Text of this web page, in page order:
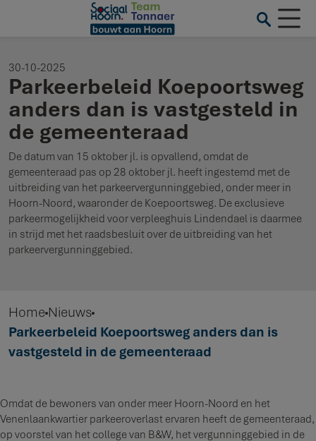
30-10-2025
Parkeerbeleid Koepoortsweg
anders dan is vastgesteld in
de gemeenteraad
De datum van 15 oktober jl. is opvallend, omdat de
gemeenteraad pas op 28 oktober jl. heeft ingestemd met de
uitbreiding van het parkeervergunninggebied, onder meer in
Hoorn-Noord, waaronder de Koepoortsweg. De exclusieve
parkeermogelijkheid voor verpleeghuis Lindendael is daarmee
in strijd met het raadsbesluit over de uitbreiding van het
parkeervergunninggebied.
Home Nieuws
Parkeerbeleid Koepoortsweg anders dan is
vastgesteld in de gemeenteraad
Omdat de bewoners van onder meer Hoorn-Noord en het
Venenlaankwartier parkeeroverlast ervaren heeft de gemeenteraad,
op voorstel van het college van B&W, het vergunninggebied in de